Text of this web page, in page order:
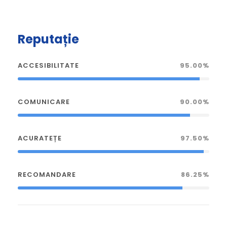
Reputație
ACCESIBILITATE 95.00%
COMUNICARE 90.00%
ACURATEȚE 97.50%
RECOMANDARE 86.25%